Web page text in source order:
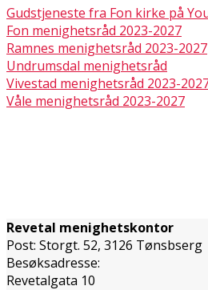
Gudstjeneste fra Fon kirke på
Fon menighetsråd 2023-2027
Ramnes menighetsråd 2023-2027
Undrumsdal menighetsråd
Vivestad menighetsråd 2023-
Våle menighetsråd 2023-2027
Revetal menighetskontor
Post: Storgt. 52, 3126 Tønsbserg
Besøksadresse:
Revetalgata 10